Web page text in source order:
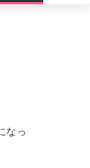
なっ